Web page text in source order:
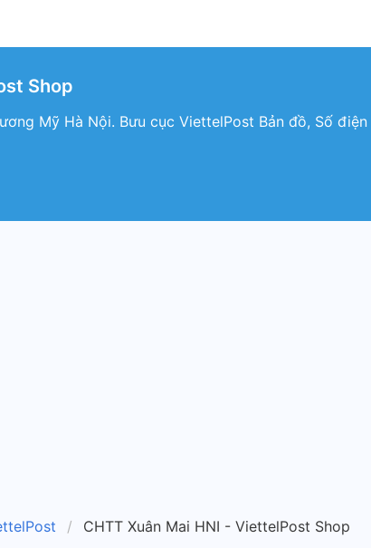
Shop
Mỹ Hà Nội. Bưu cục ViettelPost Bản đồ, Số
CHTT Xuân Mai HNI - ViettelPost Shop